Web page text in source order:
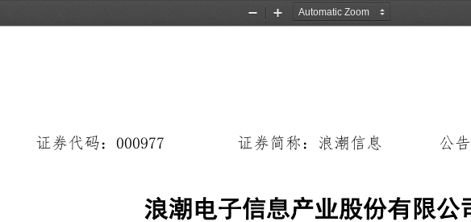
证券代码：000977 证券简称：浪潮信息 公
浪潮电子信息产业股份有限公
Zoom
Zoom